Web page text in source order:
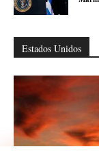
Estados Unidos